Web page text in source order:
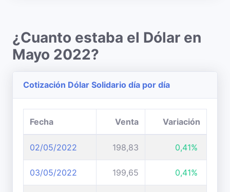
¿Cuanto estaba el Dólar en
Mayo 2022?
Cotización Dólar Solidario día por día
Fecha Venta Variación
02/05/2022 198,83 0,41%
03/05/2022 199,65 0,41%